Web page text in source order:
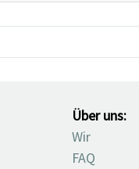
Über uns:
Wir
FAQ